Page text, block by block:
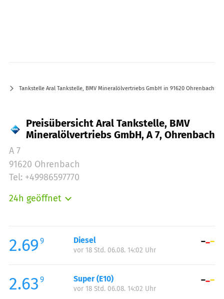
Tankstelle Aral Tankstelle, BMV Mineralölvertriebs GmbH in 91620 Ohrenbach A 7
Preisübersicht Aral Tankstelle, BMV
Mineralölvertriebs GmbH, A 7, Ohrenbach
A 7
91620 Ohrenbach
Tel: +49986597770
24h geöffnet
Mittwoch:
00:00-24:00
Donnerstag:
Samstag:
00:00-24:00
Sonntag:
2.69 9 Diesel
vor 18 Std. 06.08. 14:02 Uhr
2.63 9 Super (E10)
vor 18 Std. 06.08. 14:02 Uhr